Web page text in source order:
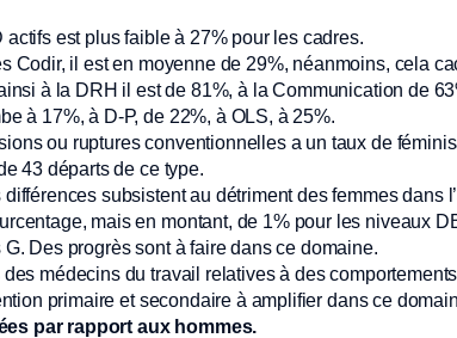
est plus faible à 27% pour les cadres.
Codir, il est en moyenne de 29%, néanmoins, cela
à la DRH il est de 81%, à la Communication de
à 17%, à D-P, de 22%, à OLS, à 25%.
ou ruptures conventionnelles a un taux de
43 départs de ce type.
subsistent au détriment des femmes dans
mais en montant, de 1% pour les niveaux
Des progrès sont à faire dans ce domaine.
médecins du travail relatives à des
primaire et secondaire à amplifier dans ce
par rapport aux hommes.